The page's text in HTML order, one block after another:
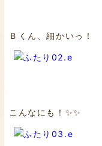
Ｂくん、細かいっ！
こんなにも！✨✨